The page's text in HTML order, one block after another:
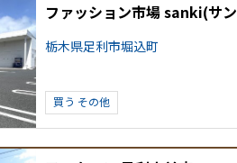
栃木県足利市堀込町
買う その他